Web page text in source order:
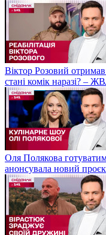
Віктор Розовий
стані комік наразі? –
Оля Полякова
анонсувала новий